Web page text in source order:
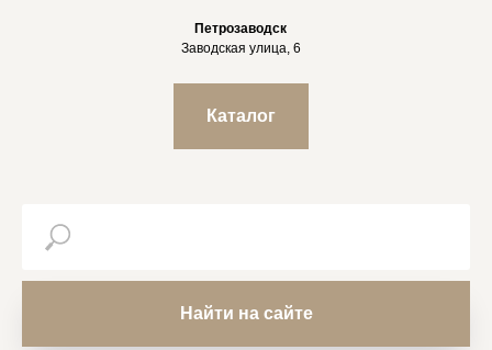
Петрозаводск
Заводская улица, 6
Каталог
Найти на сайте